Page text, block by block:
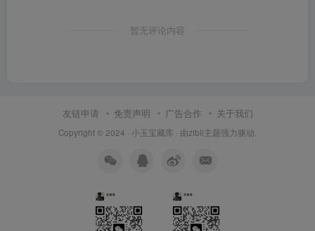
暂无评论内容
友链申请 免责声明 广告合作 关于我们
Copyright © 2024 · 小玉宝藏库 · 由zibll主题强力驱动.